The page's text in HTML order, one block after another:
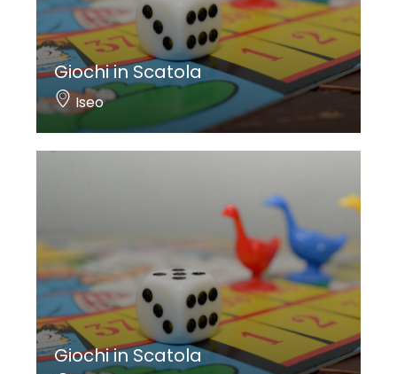
Giochi in Scatola
Iseo
Giochi in Scatola